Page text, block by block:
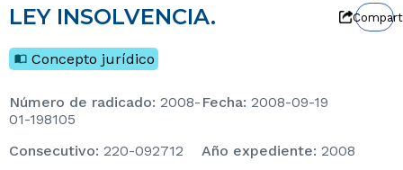
LEY INSOLVENCIA.
Concepto jurídico
Número de radicado: 2008-
01-198105
Fecha: 2008-09-19
consecutivo: 220-092712 Año expediente: 2008